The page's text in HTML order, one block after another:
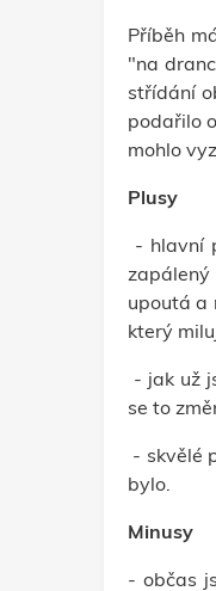
Příběh
"na
střídání
podařilo
mohlo
Plusy
- hlavní
zapálený
upoutá a
který
- jak už
se to
- skvělé
bylo.
Minusy
- občas